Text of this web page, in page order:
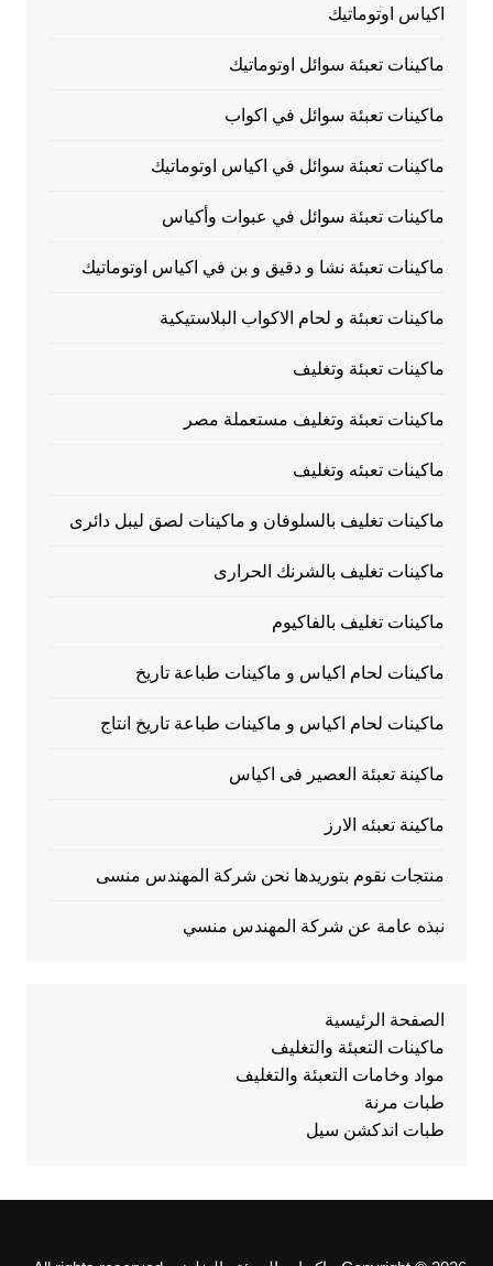
اكياس اوتوماتيك
ماكينات تعبئة سوائل اوتوماتيك
ماكينات تعبئة سوائل في اكواب
ماكينات تعبئة سوائل في اكياس اوتوماتيك
ماكينات تعبئة سوائل في عبوات وأكياس
ماكينات تعبئة نشا و دقيق و بن في اكياس اوتوماتيك
ماكينات تعبئة و لحام الاكواب البلاستيكية
ماكينات تعبئة وتغليف
ماكينات تعبئة وتغليف مستعملة مصر
ماكينات تعبئه وتغليف
ماكينات تغليف بالسلوفان و ماكينات لصق ليبل دائرى
ماكينات تغليف بالشرنك الحرارى
ماكينات تغليف بالفاكيوم
ماكينات لحام اكياس و ماكينات طباعة تاريخ
ماكينات لحام اكياس و ماكينات طباعة تاريخ انتاج
ماكينة تعبئة العصير فى اكياس
ماكينة تعبئه الارز
منتجات نقوم بتوريدها نحن شركة المهندس منسى
نبذه عامة عن شركة المهندس منسي
الصفحة الرئيسية
ماكينات التعبئة والتغليف
مواد وخامات التعبئة والتغليف
طبات مرنة
طبات اندكشن سيل